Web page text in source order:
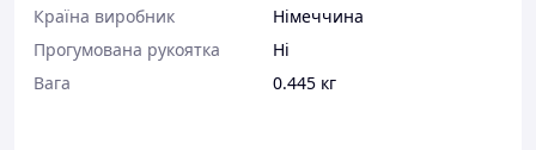
Країна виробник
Німеччина
Прогумована рукоятка
Ні
Вага
0.445 кг